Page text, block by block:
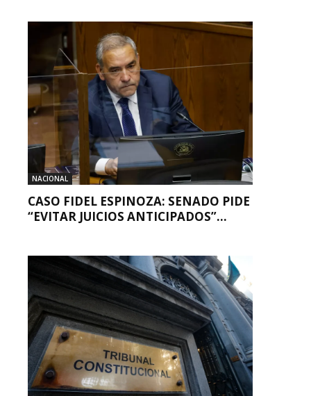
NACIONAL
CASO FIDEL ESPINOZA: SENADO PIDE
“EVITAR JUICIOS ANTICIPADOS”...